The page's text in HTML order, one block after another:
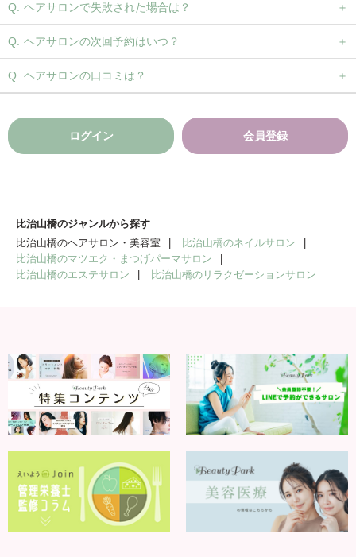
ヘアサロンで失敗された場合は？
ヘアサロンの次回予約はいつ？
ヘアサロンの口コミは？
ログイン 会員登録
比治山橋のジャンルから探す
比治山橋のヘアサロン・美容室
比治山橋のネイルサロン
比治山橋のマツエク・まつげパーマサロン
比治山橋のエステサロン
比治山橋のリラクゼーションサロン